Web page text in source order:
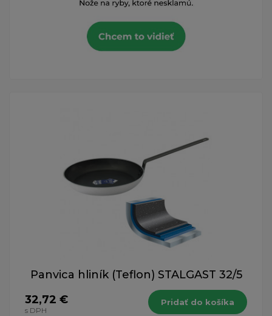
Panvica hliník (Teflon) STALGAST 32/5
32,72 €
s DPH
Pridať do košíka